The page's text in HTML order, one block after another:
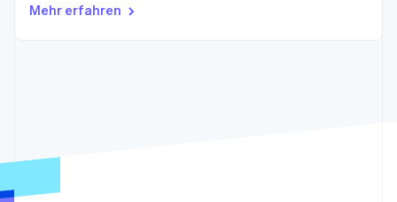
Radar
Ecosystem
Mehr erfahren